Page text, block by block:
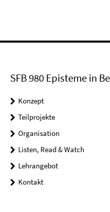
SFB 980 Episteme in
Konzept
Teilprojekte
Organisation
Listen, Read & Watch
Lehrangebot
Kontakt